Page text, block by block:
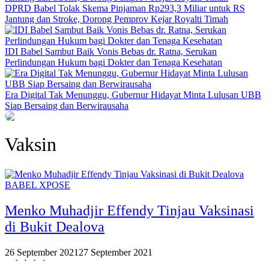
DPRD Babel Tolak Skema Pinjaman Rp293,3 Miliar untuk RS
Jantung dan Stroke, Dorong Pemprov Kejar Royalti Timah
IDI Babel Sambut Baik Vonis Bebas dr. Ratna, Serukan
Perlindungan Hukum bagi Dokter dan Tenaga Kesehatan
Era Digital Tak Menunggu, Gubernur Hidayat Minta Lulusan UBB
Siap Bersaing dan Berwirausaha
Vaksin
BABEL XPOSE
Menko Muhadjir Effendy Tinjau Vaksinasi
di Bukit Dealova
26 September 2021 27 September 2021